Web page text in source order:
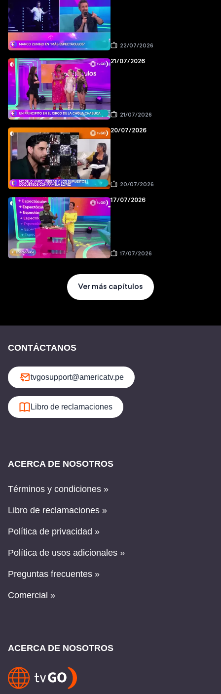
22/07/2026
21/07/2026
21/07/2026
20/07/2026
20/07/2026
17/07/2026
17/07/2026
Ver más capítulos
CONTÁCTANOS
tvgosupport@americatv.pe
Libro de reclamaciones
ACERCA DE NOSOTROS
Términos y condiciones »
Libro de reclamaciones »
Política de privacidad »
Política de usos adicionales »
Preguntas frecuentes »
Comercial »
ACERCA DE NOSOTROS